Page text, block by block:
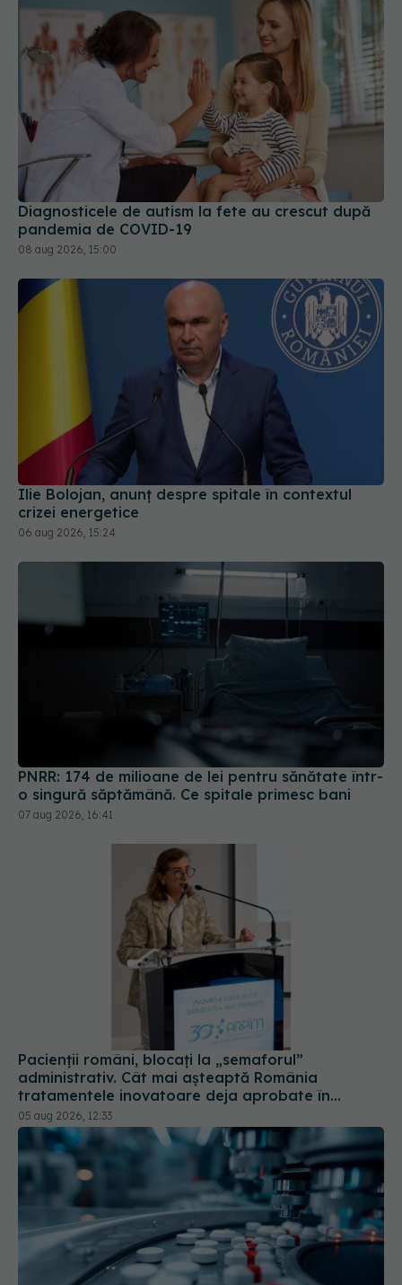
Diagnosticele de autism la fete au crescut după
pandemia de COVID-19
08 aug 2026, 15:00
Ilie Bolojan, anunț despre spitale în contextul
crizei energetice
06 aug 2026, 15:24
PNRR: 174 de milioane de lei pentru sănătate într-
o singură săptămână. Ce spitale primesc bani
07 aug 2026, 16:41
Pacienții români, blocați la „semaforul”
administrativ. Cât mai așteaptă România
tratamentele inovatoare deja aprobate în
Europa
05 aug 2026, 12:33